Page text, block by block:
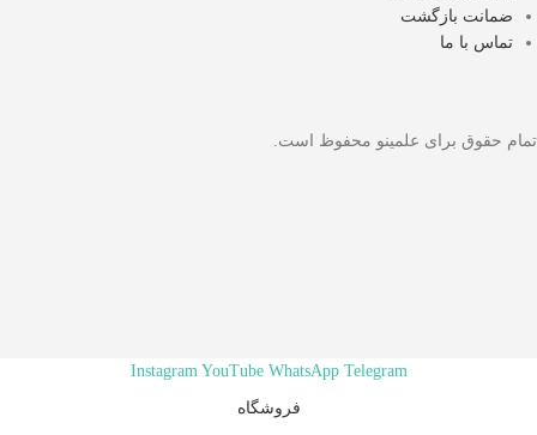
ضمانت بازگشت
تماس با ما
تمام حقوق برای علمینو محفوظ است.
Instagram YouTube WhatsApp Telegram
فروشگاه